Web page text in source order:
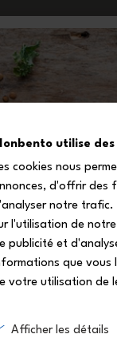
utilise des
cookies nous
d'offrir des
notre trafic.
l'utilisation de
publicité et
que vous
votre utilisation de
Afficher les détails
Questo set per
box MB Original
1 tagliere in legno
France, da
superiore del
Onyx
1 set di posate
trio Coltello nero
cucchiaio,
sotto il coperchio
2 separatori MB
organizzare il
1 set di 2
nero Onyx/verde